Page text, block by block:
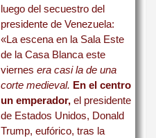
luego del secuestro del
presidente de Venezuela:
«La escena en la Sala Este
de la Casa Blanca este
viernes era casi la de una
corte medieval. En el centro
un emperador, el presidente
de Estados Unidos, Donald
Trump, eufórico, tras la